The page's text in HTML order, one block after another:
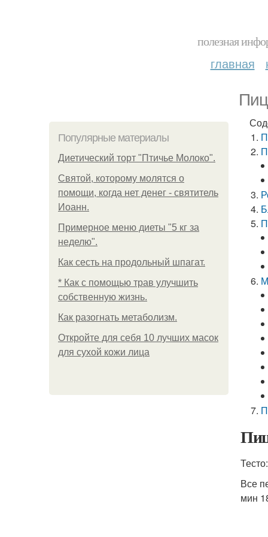
полезная
главная
Популярные материалы
Диетический торт "Птичье Молоко".
Святой, которому молятся о
помощи, когда нет денег - святитель
Иоанн.
Примерное меню диеты "5 кг за
неделю".
Как сесть на продольный шпагат.
* Как с помощью трав улучшить
собственную жизнь.
Как разогнать метаболизм.
Откройте для себя 10 лучших масок
для сухой кожи лица
Все
мин